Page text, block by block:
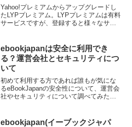
Yahoo!プレミアムからアップグレードし
たLYPプレミアム。LYPプレミアムは有料
サービスですが、登録すると様々なサー
されていましたが、LYPプレミアムでは
LINE...
ebookjapanは安全に利用でき
る？運営会社とセキュリティにつ
いて
初めて利用する方であれば誰もが気にな
るeBookJapanの安全性について、運営会
社やセキュリティについて調べてみたの
ebookjapan(イーブックジャパ